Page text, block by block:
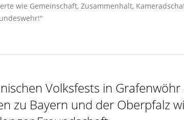
wie Gemeinschaft, Zusammenhalt,
Volksfests in
zu Bayern und der Oberpfalz